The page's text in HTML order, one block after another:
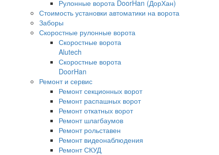
Рулонные ворота DoorHan (ДорХан)
Стоимость установки автоматики на ворота
Заборы
Скоростные рулонные ворота
Скоростные ворота
Alutech
Скоростные ворота
DoorHan
Ремонт и сервис
Ремонт секционных ворот
Ремонт распашных ворот
Ремонт откатных ворот
Ремонт шлагбаумов
Ремонт рольставен
Ремонт видеонаблюдения
Ремонт СКУД